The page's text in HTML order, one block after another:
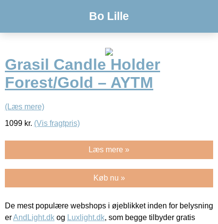
Bo Lille
Grasil Candle Holder
Forest/Gold – AYTM
(Læs mere)
1099 kr. (Vis fragtpris)
Læs mere »
Køb nu »
De mest populære webshops i øjeblikket inden for belysning
erAndLight.dk og Luxlight.dk, som begge tilbyder gratis